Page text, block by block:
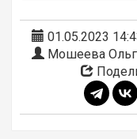
01.05.2023
Мошеева